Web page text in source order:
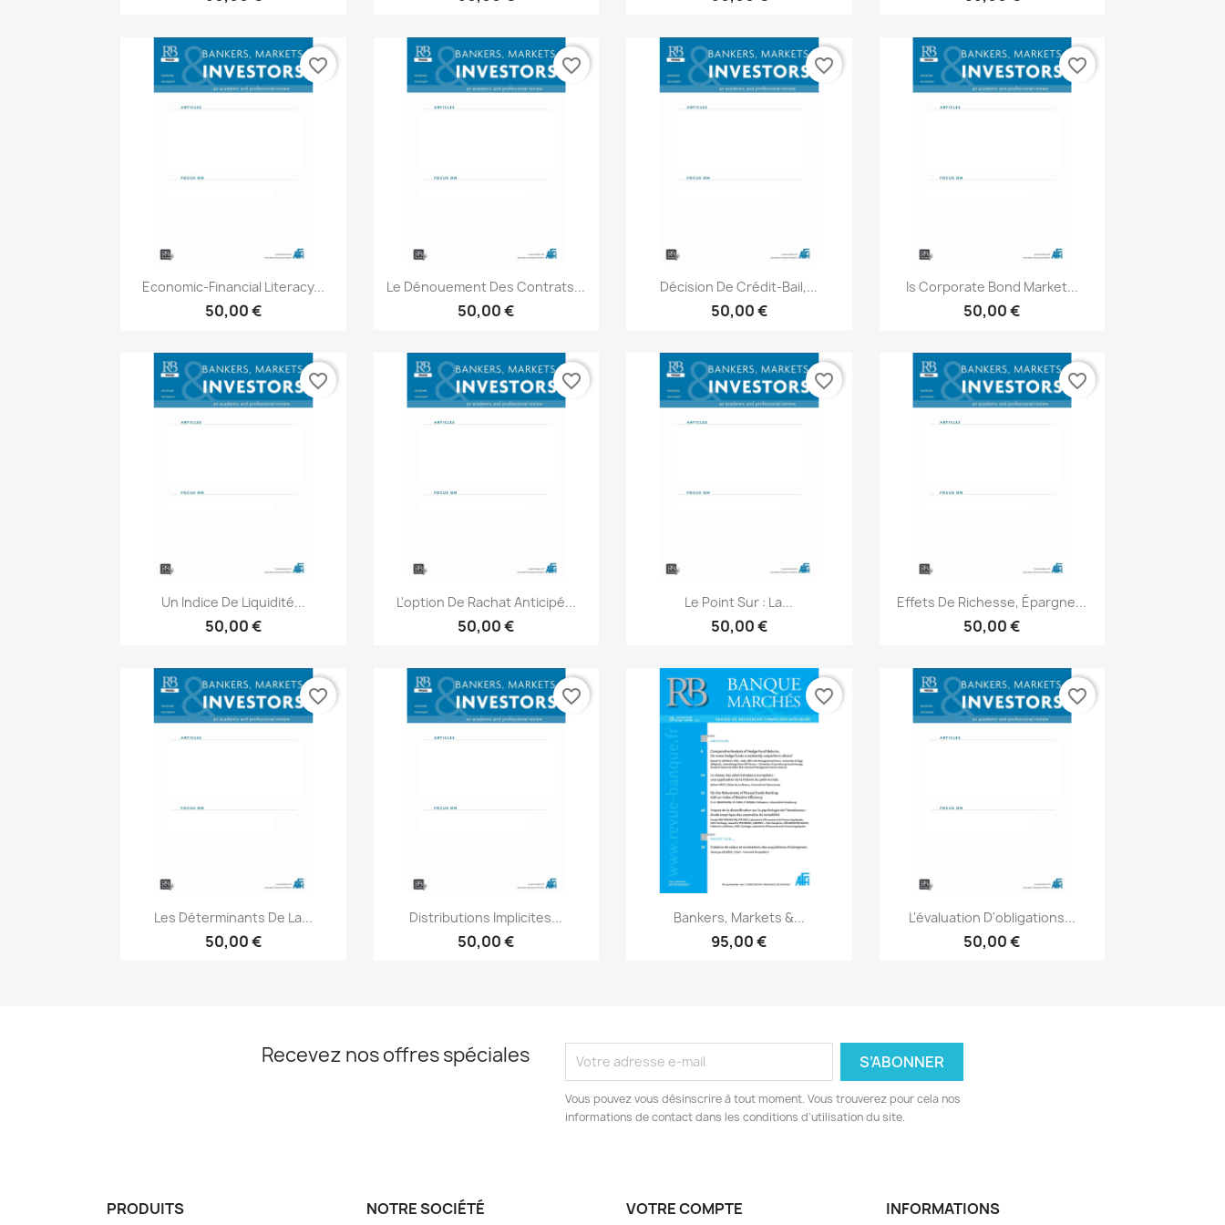
Aperçu rapide
Economic-Financial Literacy...
50,00 €
favorite_border
Aperçu rapide
Le Dénouement Des Contrats...
50,00 €
favorite_border
Aperçu rapide
Décision De Crédit-Bail,...
50,00 €
favorite_border
Aperçu rapide
Is Corporate Bond Market...
50,00 €
favorite_border
Aperçu rapide
Un Indice De Liquidité...
50,00 €
favorite_border
 Aperçu rapide
L'option De Rachat Anticipé...
50,00 €
favorite_border
 Aperçu rapide
Le Point Sur : La...
50,00 €
favorite_border
Aperçu rapide
Effets De Richesse, Épargne...
50,00 €
favorite_border
Aperçu rapide
Les Déterminants De La...
50,00 €
favorite_border
Aperçu rapide
Distributions Implicites...
50,00 €
favorite_border
Aperçu rapide
Bankers, Markets &...
95,00 €
favorite_border
Aperçu rapide
L'évaluation D'obligations...
50,00 €
favorite_border
Recevez nos offres spéciales
Vous pouvez vous désinscrire à tout moment. Vous trouverez pour cela nos
informations de contact dans les conditions d'utilisation du site.
PRODUITS NOTRE SOCIÉTÉ VOTRE COMPTE INFORMATIONS